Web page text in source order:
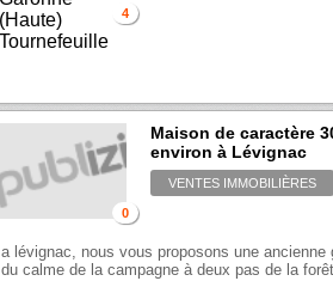
4
0
Maison de caractère
environ à Lévignac
VENTES IMMOBILIÈRES
a lévignac, nous vous proposons une
du calme de la campagne à deux pas de la